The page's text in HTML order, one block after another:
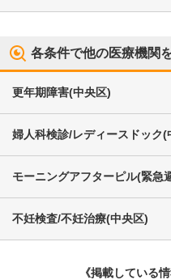
各条件で他の医療機関
更年期障害(中央区)
婦人科検診/レディースドック(
モーニングアフターピル(緊急
不妊検査/不妊治療(中央区)
《掲載している